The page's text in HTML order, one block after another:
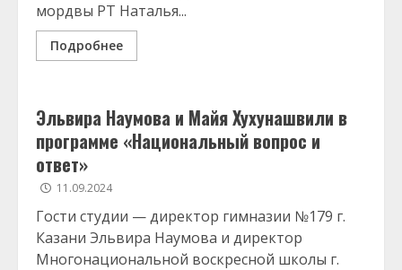
мордвы РТ Наталья...
Подробнее
Эльвира Наумова и Майя Хухунашвили в
программе «Национальный вопрос и
ответ»
11.09.2024
Гости студии — директор гимназии №179 г.
Казани Эльвира Наумова и директор
Многонациональной воскресной школы г.